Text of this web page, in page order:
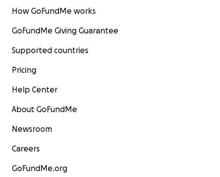
How GoFundMe works
GoFundMe Giving Guarantee
Supported countries
Pricing
Help Center
About GoFundMe
Newsroom
Careers
GoFundMe.org